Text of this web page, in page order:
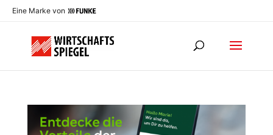
Eine Marke von